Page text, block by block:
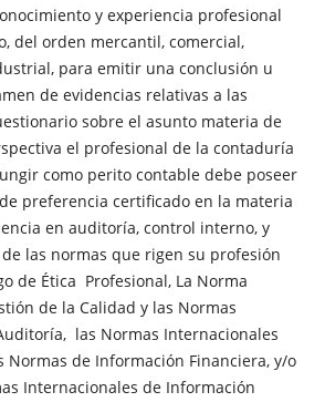
y experiencia profesional
del orden mercantil, comercial,
para emitir una conclusión u
de evidencias relativas a las
sobre el asunto materia de
el profesional de la contaduría
como perito contable debe poseer
preferencia certificado en la materia
en auditoría, control interno, y
las normas que rigen su profesión
de Ética Profesional, La Norma
de la Calidad y las Normas
las Normas Internacionales
Normas de Información Financiera, y/o
Internacionales de Información